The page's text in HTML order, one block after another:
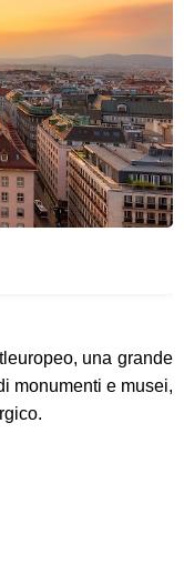
una grande
monumenti e musei,